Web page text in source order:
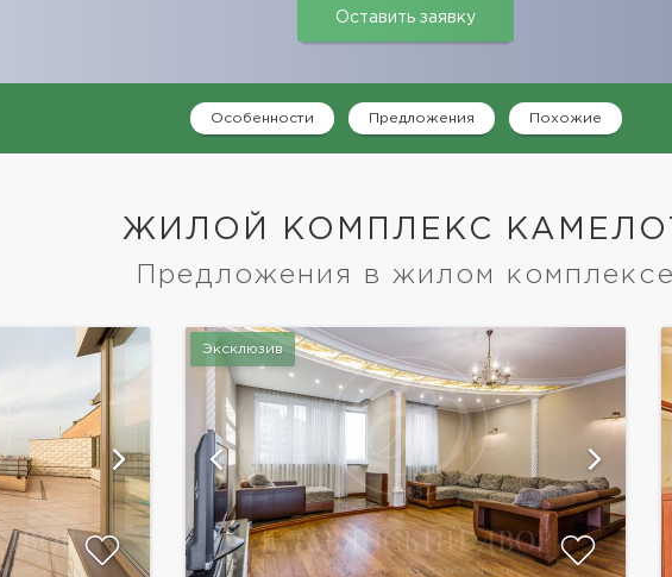
Оставить заявку
Особенности Предложения Похожие
ЖИЛОЙ КОМПЛЕКС
Предложения в жилом комплексе
Эксклюзив
показать ещё 4 фотографии